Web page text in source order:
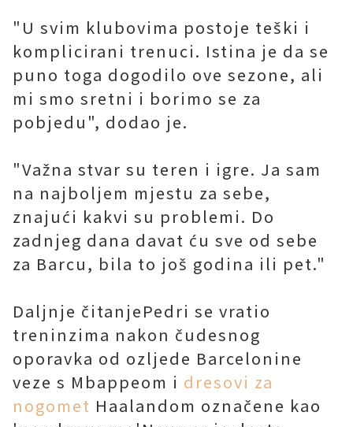
"U svim klubovima postoje teški i
komplicirani trenuci. Istina je da se
puno toga dogodilo ove sezone, ali
mi smo sretni i borimo se za
pobjedu", dodao je.
"Važna stvar su teren i igre. Ja sam
na najboljem mjestu za sebe,
znajući kakvi su problemi. Do
zadnjeg dana davat ću sve od sebe
za Barcu, bila to još godina ili pet."
Daljnje čitanjePedri se vratio
treninzima nakon čudesnog
oporavka od ozljede Barcelonine
veze s Mbappeom i dresovi za
nogomet Haalandom označene kao